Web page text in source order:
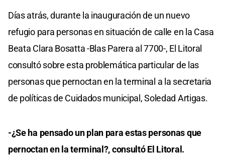
Días atrás, durante la inauguración de un nuevo
refugio para personas en situación de calle en la Casa
Beata Clara Bosatta -Blas Parera al 7700-, El Litoral
consultó sobre esta problemática particular de las
personas que pernoctan en la terminal a la secretaria
de políticas de Cuidados municipal, Soledad Artigas.
-¿Se ha pensado un plan para estas personas que
pernoctan en la terminal?, consultó El Litoral.